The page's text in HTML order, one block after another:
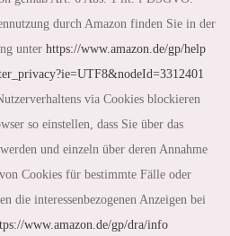
durch Amazon finden Sie in der
unter https://www.amazon.de/gp/help
?ie=UTF8&nodeId=3312401
via Cookies blockieren
so einstellen, dass Sie über das
und einzeln über deren Annahme
Cookies für bestimmte Fälle oder
die interessenbezogenen Anzeigen bei
www.amazon.de/gp/dra/info